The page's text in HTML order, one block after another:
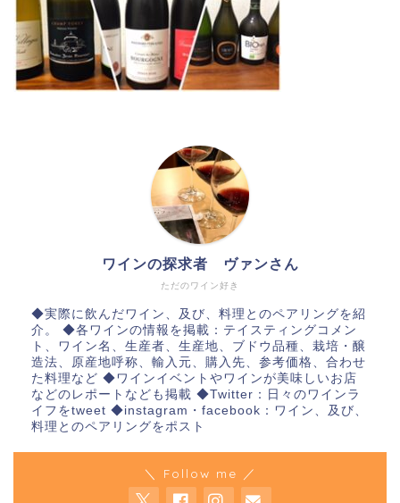
ただのワイン好き
ワインの探求者 ヴァンさん
◆実際に飲んだワイン、及び、料理とのペアリングを紹
介。 ◆各ワインの情報を掲載：テイスティングコメン
ト、ワイン名、生産者、生産地、ブドウ品種、栽培・醸
造法、原産地呼称、輸入元、購入先、参考価格、合わせ
た料理など ◆ワインイベントやワインが美味しいお店
などのレポートなども掲載 ◆Twitter：日々のワインラ
イフをtweet ◆instagram・facebook：ワイン、及び、
料理とのペアリングをポスト
＼ Follow me ／